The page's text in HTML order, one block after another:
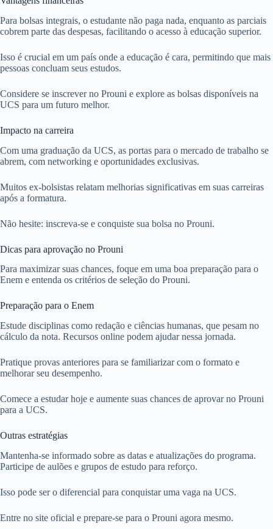
Para bolsas integrais, o estudante não paga nada, enquanto as parciais
cobrem parte das despesas, facilitando o acesso à educação superior.
Isso é crucial em um país onde a educação é cara, permitindo que mais
pessoas concluam seus estudos.
Considere se inscrever no Prouni e explore as bolsas disponíveis na
UCS para um futuro melhor.
Impacto na carreira
Com uma graduação da UCS, as portas para o mercado de trabalho se
abrem, com networking e oportunidades exclusivas.
Muitos ex-bolsistas relatam melhorias significativas em suas carreiras
após a formatura.
Não hesite: inscreva-se e conquiste sua bolsa no Prouni.
Dicas para aprovação no Prouni
Para maximizar suas chances, foque em uma boa preparação para o
Enem e entenda os critérios de seleção do Prouni.
Preparação para o Enem
Estude disciplinas como redação e ciências humanas, que pesam no
cálculo da nota. Recursos online podem ajudar nessa jornada.
Pratique provas anteriores para se familiarizar com o formato e
melhorar seu desempenho.
Comece a estudar hoje e aumente suas chances de aprovar no Prouni
para a UCS.
Outras estratégias
Mantenha-se informado sobre as datas e atualizações do programa.
Participe de aulões e grupos de estudo para reforço.
Isso pode ser o diferencial para conquistar uma vaga na UCS.
Entre no site oficial e prepare-se para o Prouni agora mesmo.